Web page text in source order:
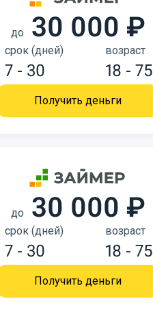
до 30 000 ₽
срок (дней)
7 - 30
возраст
18 - 75
Получить деньги
до 30 000 ₽
срок (дней)
7 - 30
возраст
18 - 75
Получить деньги